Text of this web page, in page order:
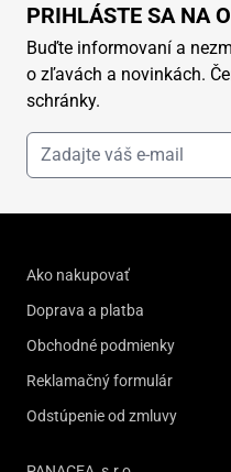
PRIHLÁSTE SA NA
Buďte informovaní a
o zľavách a novinkách.
schránky.
Ako nakupovať
Doprava a platba
Obchodné podmienky
Reklamačný formulár
Odstúpenie od zmluvy